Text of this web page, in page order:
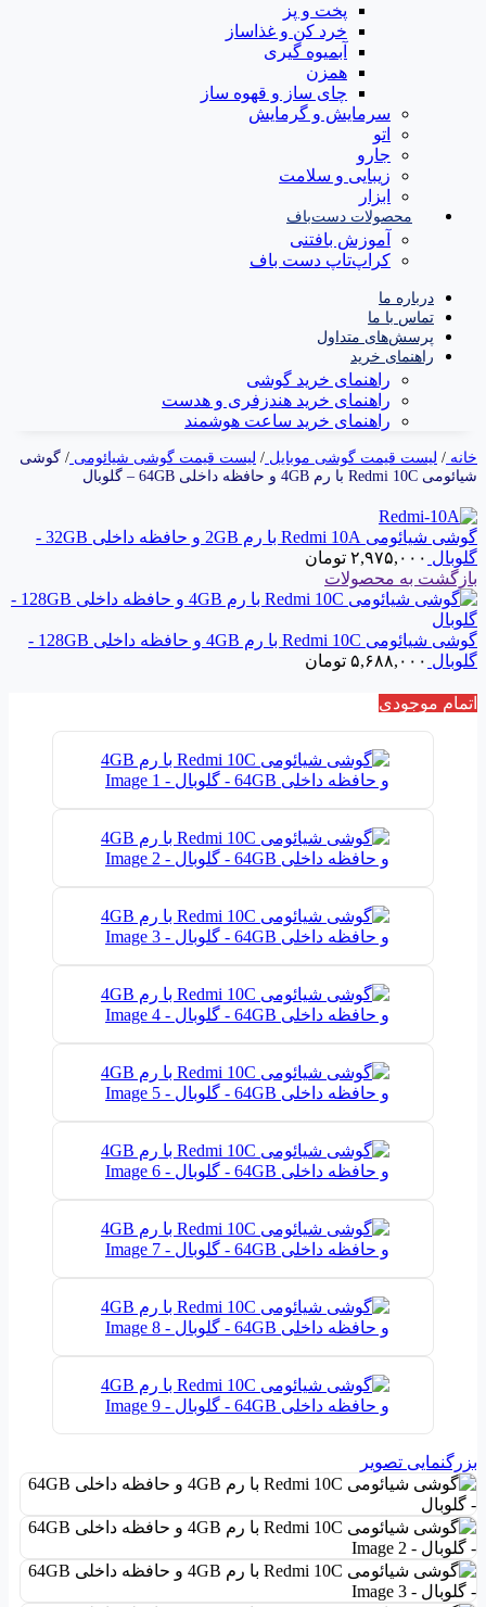
پخت و پز
خرد کن و غذاساز
آبمیوه گیری
همزن
چای ساز و قهوه ساز
سرمایش و گرمایش
اتو
جارو
زیبایی و سلامت
ابزار
محصولات دست‌باف
آموزش بافتنی
کراپ‌تاپ دست باف
درباره ما
تماس با ما
پرسش‌های متداول
راهنمای خرید
راهنمای خرید گوشی
راهنمای خرید هندزفری و هدست
راهنمای خرید ساعت هوشمند
خانه / لیست قیمت گوشی موبایل / لیست قیمت گوشی شیائومی / گوشی
شیائومی Redmi 10C با رم 4GB و حافظه داخلی 64GB – گلوبال
گوشی شیائومی Redmi 10A با رم 2GB و حافظه داخلی 32GB -
گلوبال ۲,۹۷۵,۰۰۰ تومان
بازگشت به محصولات
گوشی شیائومی Redmi 10C با رم 4GB و حافظه داخلی 128GB -
گلوبال ۵,۶۸۸,۰۰۰ تومان
اتمام موجودی
بزرگنمایی تصویر